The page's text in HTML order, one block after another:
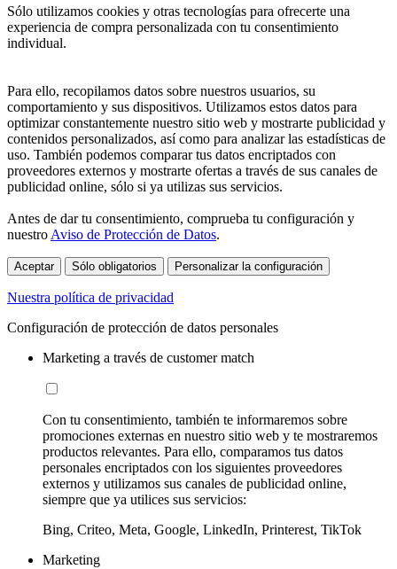
Sólo utilizamos cookies y otras tecnologías para ofrecerte una
experiencia de compra personalizada con tu consentimiento
individual.
Para ello, recopilamos datos sobre nuestros usuarios, su
comportamiento y sus dispositivos. Utilizamos estos datos para
optimizar constantemente nuestro sitio web y mostrarte publicidad y
contenidos personalizados, así como para analizar las estadísticas de
uso. También podemos comparar tus datos encriptados con
proveedores externos y mostrarte ofertas a través de sus canales de
publicidad online, sólo si ya utilizas sus servicios.
Antes de dar tu consentimiento, comprueba tu configuración y
nuestro Aviso de Protección de Datos.
Aceptar Sólo obligatorios Personalizar la configuración
Nuestra política de privacidad
Configuración de protección de datos personales
Marketing a través de customer match
Con tu consentimiento, también te informaremos sobre
promociones externas en nuestro sitio web y te mostraremos
productos relevantes. Para ello, comparamos tus datos
personales encriptados con los siguientes proveedores
externos y utilizamos sus canales de publicidad online,
siempre que ya utilices sus servicios:
Bing, Criteo, Meta, Google, LinkedIn, Printerest, TikTok
Marketing